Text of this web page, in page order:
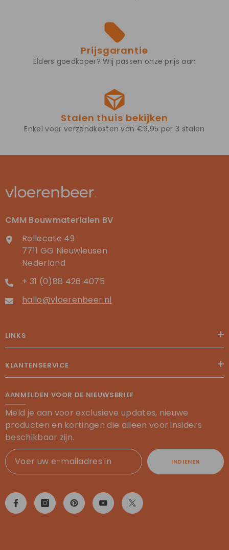
Prijsgarantie
Elders goedkoper? Wij passen onze prijs aan
Stalen thuis bekijken
Enkel voor verzendkosten van €9,95 per 3 stalen
CMM Bouwmaterialen BV
Rollecate 49
7711 GG Nieuwleusen
Nederland
+ 31 (0)88 426 4075
hallo@vloerenbeer.nl
LINKS
KLANTENSERVICE
AANMELDEN VOOR DE NIEUWSBRIEF
Meld je aan voor exclusieve updates, nieuwe
producten en kortingen die alleen voor insiders
beschikbaar zijn.
INDIENEN